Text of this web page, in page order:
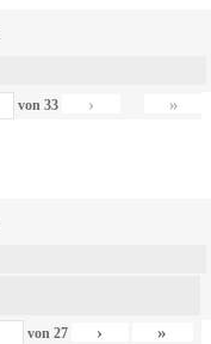
von33 › »
von 27 › »